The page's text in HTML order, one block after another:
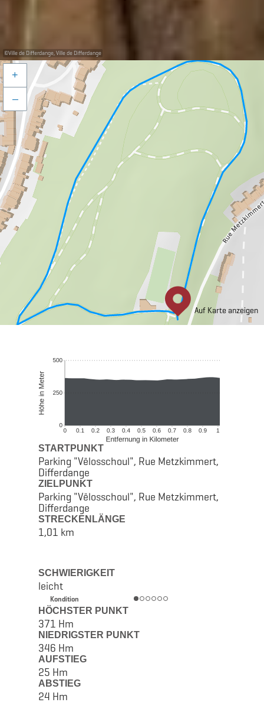
©Ville de Differdange, Ville de Differdange
Auf Karte anzeigen
+
–
STARTPUNKT
Parking "Vëlosschoul", Rue Metzkimmert,
Differdange
ZIELPUNKT
Parking "Vëlosschoul", Rue Metzkimmert,
Differdange
STRECKENLÄNGE
1,01 km
SCHWIERIGKEIT
leicht
Kondition
HÖCHSTER PUNKT
371 Hm
NIEDRIGSTER PUNKT
346 Hm
AUFSTIEG
25 Hm
ABSTIEG
24 Hm